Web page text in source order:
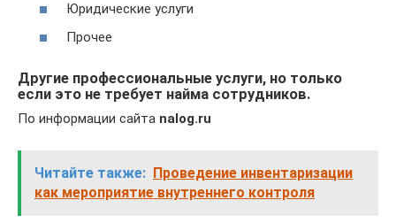
Юридические услуги
Прочее
Другие профессиональные услуги, но только
если это не требует найма сотрудников.
По информации сайта nalog.ru
Читайте также: Проведение инвентаризации
как мероприятие внутреннего контроля